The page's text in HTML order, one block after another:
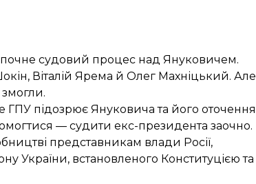
судовий процес над Януковичем.
Віталій Ярема й Олег Махніцький. Але
ГПУ підозрює Януковича та його оточення
— судити екс-президента заочно.
представникам влади Росії,
України, встановленого Конституцією та